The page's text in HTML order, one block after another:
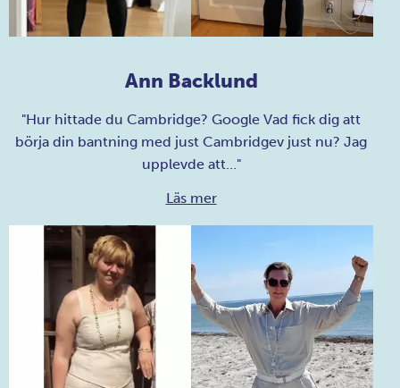
Ann Backlund
"Hur hittade du Cambridge? Google Vad fick dig att
börja din bantning med just Cambridgev just nu? Jag
upplevde att…"
Läs mer